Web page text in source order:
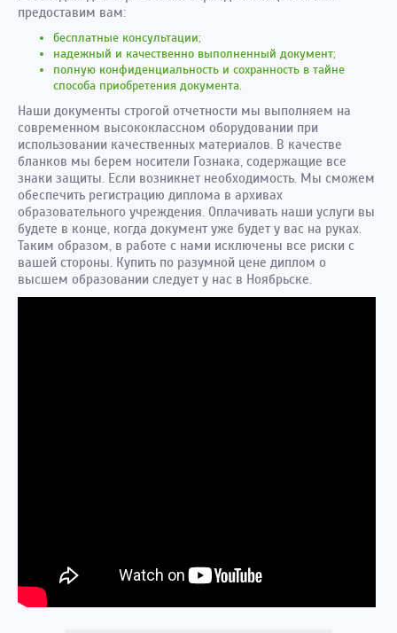
предоставим вам:
бесплатные консультации;
надежный и качественно выполненный документ;
полную конфиденциальность и сохранность в тайне
способа приобретения документа.
Наши документы строгой отчетности мы выполняем на
современном высококлассном оборудовании при
использовании качественных материалов. В качестве
бланков мы берем носители Гознака, содержащие все
знаки защиты. Если возникнет необходимость. Мы сможем
обеспечить регистрацию диплома в архивах
образовательного учреждения. Оплачивать наши услуги вы
будете в конце, когда документ уже будет у вас на руках.
Таким образом, в работе с нами исключены все риски с
вашей стороны. Купить по разумной цене диплом о
высшем образовании следует у нас в Ноябрьске.